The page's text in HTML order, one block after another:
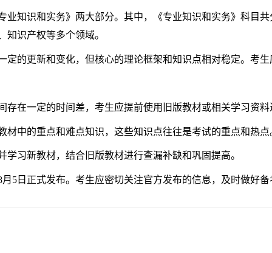
识和实务》两大部分。其中，《专业知识和实务》科目
知识产权等多个领域。
更新和变化，但核心的理论框架和知识点相对稳定。考生
一定的时间差，考生应提前使用旧版教材或相关学习资料
中的重点和难点知识，这些知识点往往是考试的重点和热点
习新教材，结合旧版教材进行查漏补缺和巩固提高。
日正式发布。考生应密切关注官方发布的信息，及时做好备